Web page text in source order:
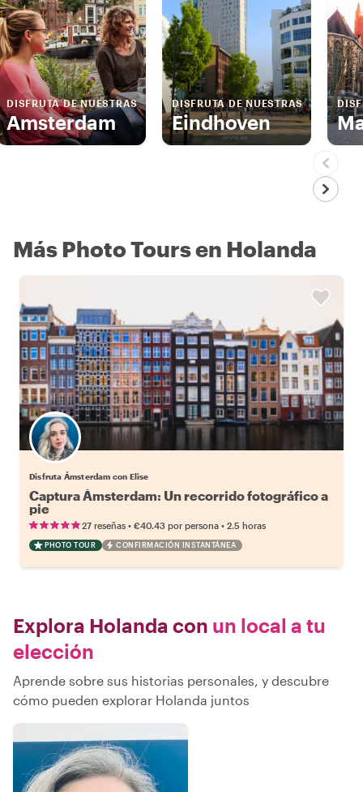
DISFRUTA DE NUESTRAS
Amsterdam
DISFRUTA DE NUESTRAS
Eindhoven
Más Photo Tours en Holanda
Disfruta Ámsterdam con Elise
Captura Ámsterdam: Un recorrido fotográfico a
pie
27 reseñas • €40.43 por persona • 2.5 horas
PHOTO TOUR CONFIRMACIÓN INSTANTÁNEA
Explora Holanda con un local a tu
elección
Aprende sobre sus historias personales, y descubre
cómo pueden explorar Holanda juntos